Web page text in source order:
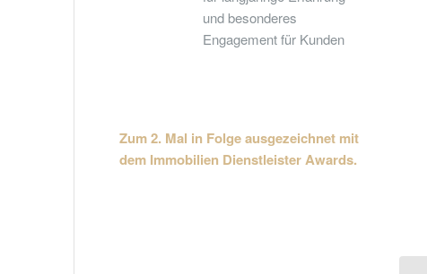
und besonderes
Engagement für Kunden
Zum 2. Mal in Folge ausgezeichnet mit
dem Immobilien Dienstleister Awards.